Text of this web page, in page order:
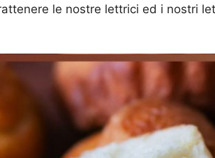
le nostre lettrici ed i nostri